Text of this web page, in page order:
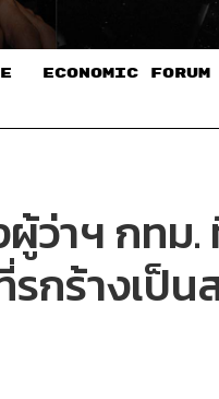
ECONOMIC FORUM
ว่าฯ กท
กร้างเป็น